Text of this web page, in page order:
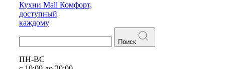
Кухни Mall Комфорт,
доступный
каждому
Поиск
ПН-ВС